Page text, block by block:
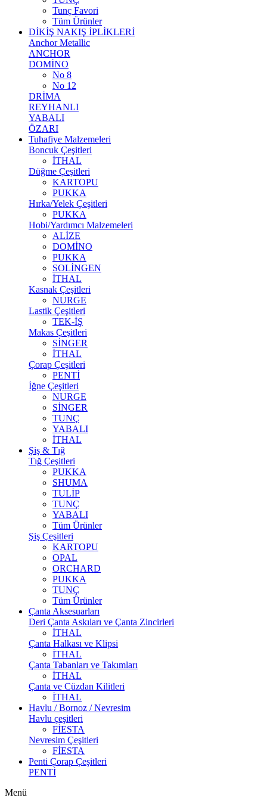
Tunç Favori
Tüm Ürünler
DİKİŞ NAKIŞ İPLİKLERİ
Anchor Metallic
ANCHOR
DOMİNO
No 8
No 12
DRİMA
REYHANLI
YABALI
ÖZARI
Tuhafiye Malzemeleri
Boncuk Çeşitleri
İTHAL
Düğme Çeşitleri
KARTOPU
PUKKA
Hırka/Yelek Çeşitleri
PUKKA
Hobi/Yardımcı Malzemeleri
ALİZE
DOMİNO
PUKKA
SOLİNGEN
İTHAL
Kasnak Çeşitleri
NURGE
Lastik Çeşitleri
TEK-İŞ
Makas Çeşitleri
SİNGER
İTHAL
Çorap Çeşitleri
PENTİ
İğne Çeşitleri
NURGE
SİNGER
TUNÇ
YABALI
İTHAL
Şiş & Tığ
Tığ Çeşitleri
PUKKA
SHUMA
TULİP
TUNÇ
YABALI
Tüm Ürünler
Şiş Çeşitleri
KARTOPU
OPAL
ORCHARD
PUKKA
TUNÇ
Tüm Ürünler
Çanta Aksesuarları
Deri Çanta Askıları ve Çanta Zincirleri
İTHAL
Çanta Halkası ve Klipsi
İTHAL
Çanta Tabanları ve Takımları
İTHAL
Çanta ve Cüzdan Kilitleri
İTHAL
Havlu / Bornoz / Nevresim
Havlu çeşitleri
FİESTA
Nevresim Çeşitleri
FİESTA
Penti Çorap Çeşitleri
PENTİ
Menü